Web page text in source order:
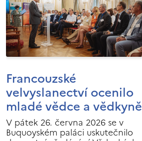
Francouzské
velvyslanectví ocenilo
mladé vědce a vědkyně
V pátek 26. června 2026 se v
Buquoyském paláci uskutečnilo